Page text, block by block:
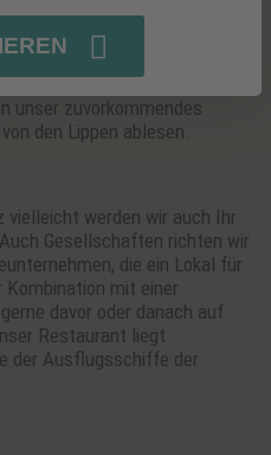
Ambiente Ihre kulinarische
lebendigen Sonnenterasse
unser zuvorkommendes
den Lippen ablesen.
vielleicht werden wir auch Ihr
Gesellschaften richten wir
die ein Lokal für
Kombination mit einer
davor oder danach auf
Restaurant liegt
der Ausflugsschiffe der